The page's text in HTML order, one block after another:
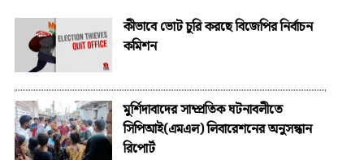
কীভাবে ভোট চুরি করছে বিজেপির নির্বাচন
কমিশন
মুর্শিদাবাদের সাম্প্রতিক ঘটনাবলীতে
সিপিআই(এমএল) লিবারেশনের অনুসন্ধান
রিপোর্ট